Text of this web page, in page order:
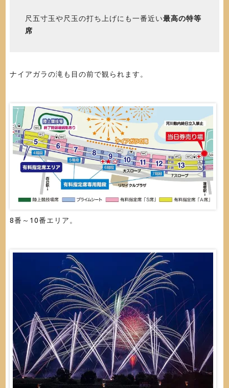
尺五寸玉や尺玉の打ち上げにも一番近い最高の特等
席
ナイアガラの滝も目の前で観られます。
8番～10番エリア。